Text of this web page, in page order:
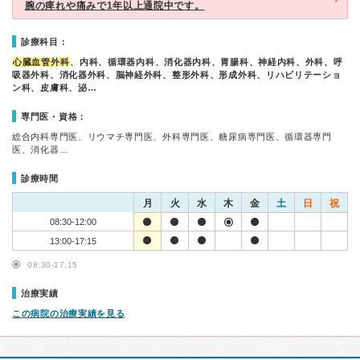
腕の痺れや痛みで1年以上通院中です。
診療科目：
心臓血管外科、内科、循環器内科、消化器内科、胃腸科、神経内科、外科、呼
吸器外科、消化器外科、脳神経外科、整形外科、形成外科、リハビリテーショ
ン科、皮膚科、泌…
専門医・資格：
総合内科専門医、リウマチ専門医、外科専門医、糖尿病専門医、循環器専門
医、消化器…
診療時間
月 火 水 木 金 土 日 祝
08:30-12:00
13:00-17:15
08:30-17:15
治療実績
この病院の治療実績を見る